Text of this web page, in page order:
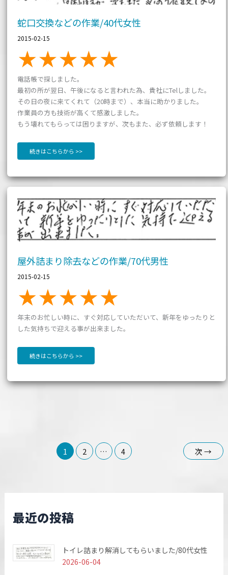
蛇口交換などの作業/40代女性
2015-02-15
電話帳で探しました。
最初の所が翌日、午後になると言われた為、貴社にTelしました。
その日の夜に来てくれて（20時まで）、本当に助かりました。
作業員の方も技術が高くて感激しました。
もう壊れてもらっては困りますが、次もまた、必ず依頼します！
続きはこちらから >>
屋外詰まり除去などの作業/70代男性
2015-02-15
年末のお忙しい時に、すぐ対応していただいて、新年をゆったりと
した気持ちで迎える事が出来ました。
屋
詰
ま
り
除
去
ど
の
作
男
性
続きはこちらから >>
1 2 … 4 次→
最近の投稿
トイレ詰まり解消してもらいました/80代女性
2026-06-04